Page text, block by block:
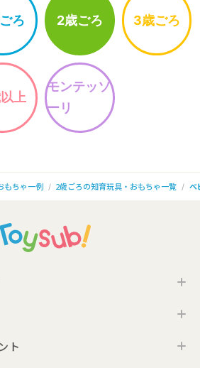
ろ 2歳ごろ 3歳ごろ
上
モンテッソ
ーリ
もちゃ一例 2歳ごろの知育玩具・おもちゃ一覧 ベ
トセレクション
ト